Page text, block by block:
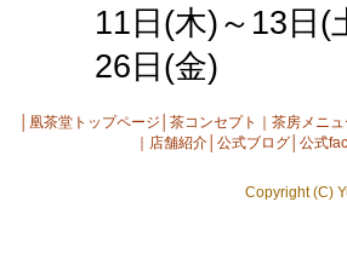
11日(木)～13日(
26日(金)
凰茶堂トップページ 茶コンセプト ｜ 茶房メニ
｜ 店舗紹介 公式ブログ 公式
Copyright (C)